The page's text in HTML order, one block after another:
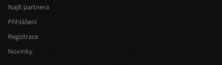
Najít partnera
Přihlášení
Registrace
Novinky